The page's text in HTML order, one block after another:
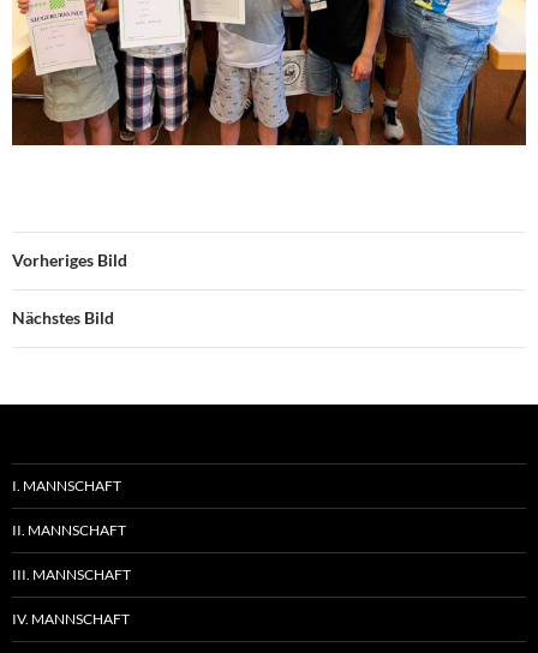
Vorheriges Bild
Nächstes Bild
I. MANNSCHAFT
II. MANNSCHAFT
III. MANNSCHAFT
IV. MANNSCHAFT